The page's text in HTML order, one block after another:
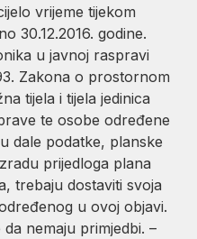
vrijeme tijekom
30.12.2016. godine.
u javnoj raspravi
Zakona o prostornom
tijela i tijela jedinica
te osobe određene
dale podatke, planske
prijedloga plana
trebaju dostaviti svoja
u ovoj objavi.
nemaju primjedbi. –